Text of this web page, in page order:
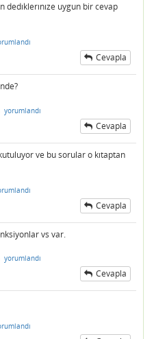
dedıklerınıze uygun bir cevap
Cevapla
yorumlandı
Cevapla
ve bu sorular o kıtaptan
Cevapla
vs var.
yorumlandı
Cevapla